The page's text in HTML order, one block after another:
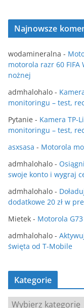
Najnowsze
wodamineralna -
motorola razr 60
nożnej
admhalohalo -
monitoringu – test,
Pytanie - Kamera TP-
monitoringu – test,
asxsasa - Motorola
admhalohalo -
swoje konto i wygraj
admhalohalo -
dodatkowe 20 zł w
Mietek - Motorola
admhalohalo -
święta od T-Mobile
Kategorie
K